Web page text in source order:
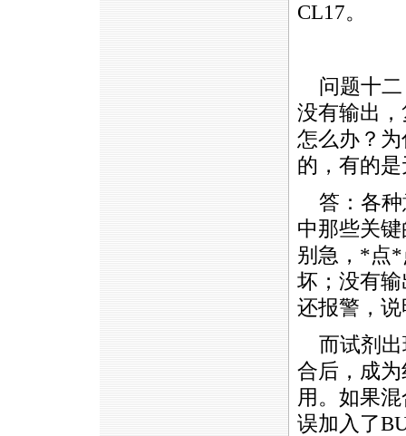
CL17。
问题十二
没有输出
怎么办？
的，有的
答：各种
中那些关
别急， *点*
坏；没有
还报警，
而试剂出
合后，成
用。如果
误加入了